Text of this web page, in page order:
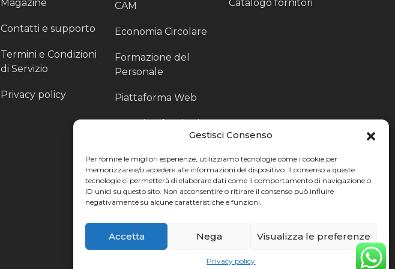
Gestisci Consenso
Per fornire le migliori esperienze, utilizziamo tecnologie come i cookie per
memorizzare e/o accedere alle informazioni del dispositivo. Il consenso a queste
tecnologie ci permetterà di elaborare dati come il comportamento di navigazione o
ID unici su questo sito. Non acconsentire o ritirare il consenso può influire
negativamente su alcune caratteristiche e funzioni.
Accetta Nega Visualizza le preferenze
Privacy policy
Magazine
Contatti e supporto
Termini e Condizioni
di Servizio
Privacy policy
CAM
Economia Circolare
Formazione del
Personale
Piattaforma Web
Scouting fornitori
Particolari
Raccoglitori di Fine
Linea
Catalogo fornitori